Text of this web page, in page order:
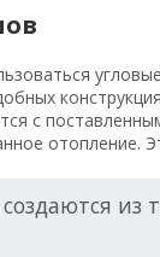
с
отопление.